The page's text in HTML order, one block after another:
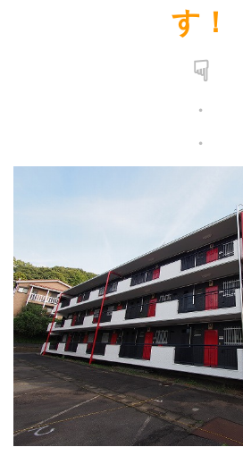
す！
☟
・
・